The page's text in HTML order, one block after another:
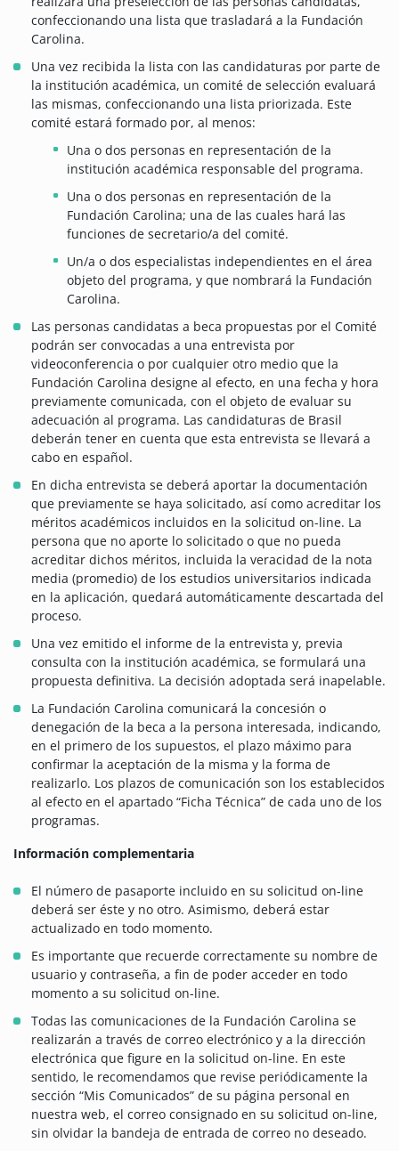
confeccionando una lista que trasladará a la Fundación
Carolina.
Una vez recibida la lista con las candidaturas por parte de
la institución académica, un comité de selección evaluará
las mismas, confeccionando una lista priorizada. Este
comité estará formado por, al menos:
Una o dos personas en representación de la
institución académica responsable del programa.
Una o dos personas en representación de la
Fundación Carolina; una de las cuales hará las
funciones de secretario/a del comité.
Un/a o dos especialistas independientes en el área
objeto del programa, y que nombrará la Fundación
Carolina.
Las personas candidatas a beca propuestas por el Comité
podrán ser convocadas a una entrevista por
videoconferencia o por cualquier otro medio que la
Fundación Carolina designe al efecto, en una fecha y hora
previamente comunicada, con el objeto de evaluar su
adecuación al programa. Las candidaturas de Brasil
deberán tener en cuenta que esta entrevista se llevará a
cabo en español.
En dicha entrevista se deberá aportar la documentación
que previamente se haya solicitado, así como acreditar los
méritos académicos incluidos en la solicitud on-line. La
persona que no aporte lo solicitado o que no pueda
acreditar dichos méritos, incluida la veracidad de la nota
media (promedio) de los estudios universitarios indicada
en la aplicación, quedará automáticamente descartada del
proceso.
Una vez emitido el informe de la entrevista y, previa
consulta con la institución académica, se formulará una
propuesta definitiva. La decisión adoptada será inapelable.
La Fundación Carolina comunicará la concesión o
denegación de la beca a la persona interesada, indicando,
en el primero de los supuestos, el plazo máximo para
confirmar la aceptación de la misma y la forma de
realizarlo. Los plazos de comunicación son los establecidos
al efecto en el apartado “Ficha Técnica” de cada uno de los
programas.
Información complementaria
El número de pasaporte incluido en su solicitud on-line
deberá ser éste y no otro. Asimismo, deberá estar
actualizado en todo momento.
Es importante que recuerde correctamente su nombre de
usuario y contraseña, a fin de poder acceder en todo
momento a su solicitud on-line.
Todas las comunicaciones de la Fundación Carolina se
realizarán a través de correo electrónico y a la dirección
electrónica que figure en la solicitud on-line. En este
sentido, le recomendamos que revise periódicamente la
sección “Mis Comunicados” de su página personal en
nuestra web, el correo consignado en su solicitud on-line,
sin olvidar la bandeja de entrada de correo no deseado.